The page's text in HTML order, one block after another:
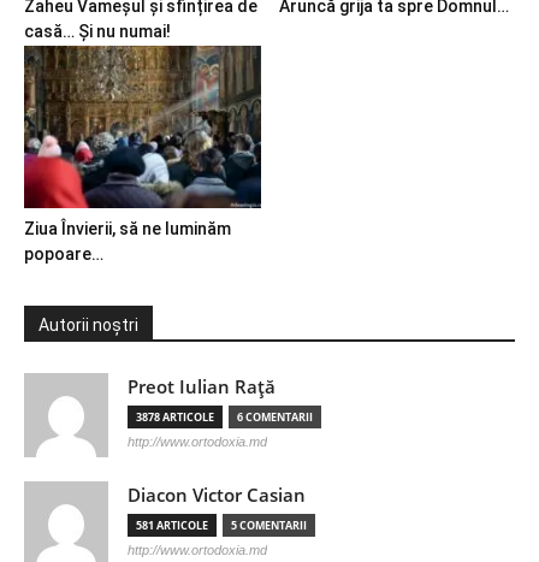
Zaheu Vameșul și sfințirea de
casă… Și nu numai!
Aruncă grija ta spre Domnul…
Ziua Învierii, să ne luminăm
popoare…
Autorii noștri
Preot Iulian Raţă
3878 ARTICOLE 6 COMENTARII
http://www.ortodoxia.md
Diacon Victor Casian
581 ARTICOLE 5 COMENTARII
http://www.ortodoxia.md